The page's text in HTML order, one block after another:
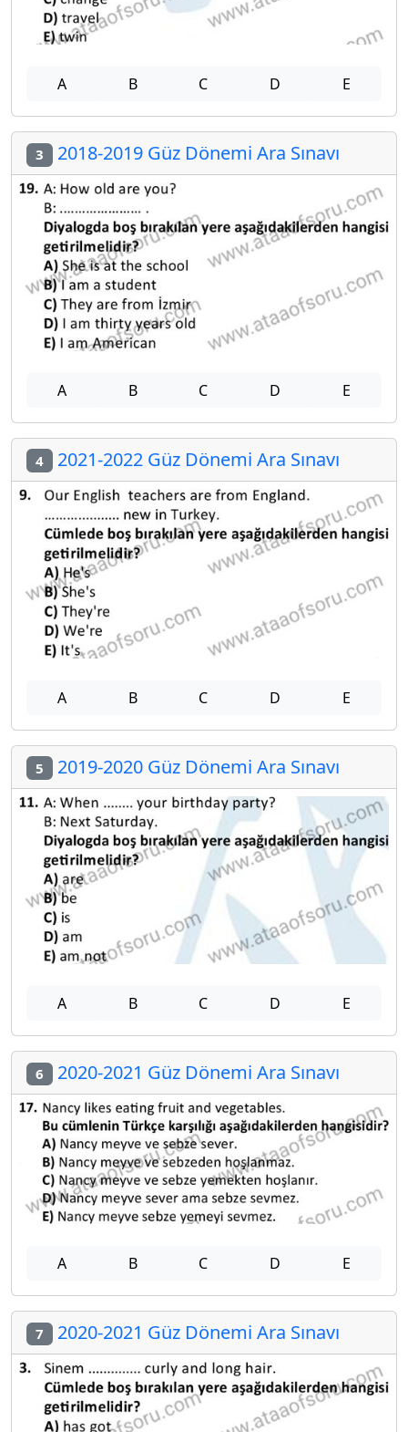
A B C D E
3 2018-2019 Güz Dönemi Ara Sınavı
A B C D E
4 2021-2022 Güz Dönemi Ara Sınavı
A B C D E
5 2019-2020 Güz Dönemi Ara Sınavı
A B C D E
6 2020-2021 Güz Dönemi Ara Sınavı
A B C D E
7 2020-2021 Güz Dönemi Ara Sınavı